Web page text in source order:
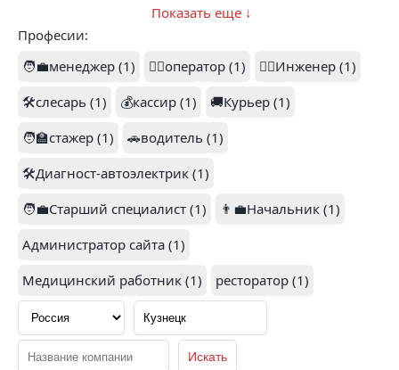
1
ХЕЛИКС (1) СУШИ МАСТЕР (1)
МАРИЯ РА (1)
Показать еще ↓
Професии:
🧑‍💼менеджер (1)
👷‍♂️оператор (1)
👷‍♂️Инженер (1)
🛠️слесарь (1)
💰кассир (1)
🚚Курьер (1)
🧑‍🏫стажер (1)
🚗водитель (1)
🛠️Диагност-автоэлектрик (1)
🧑‍💼Старший специалист (1)
👨‍💼Начальник (1)
Администратор сайта (1)
Медицинский работник (1)
ресторатор (1)